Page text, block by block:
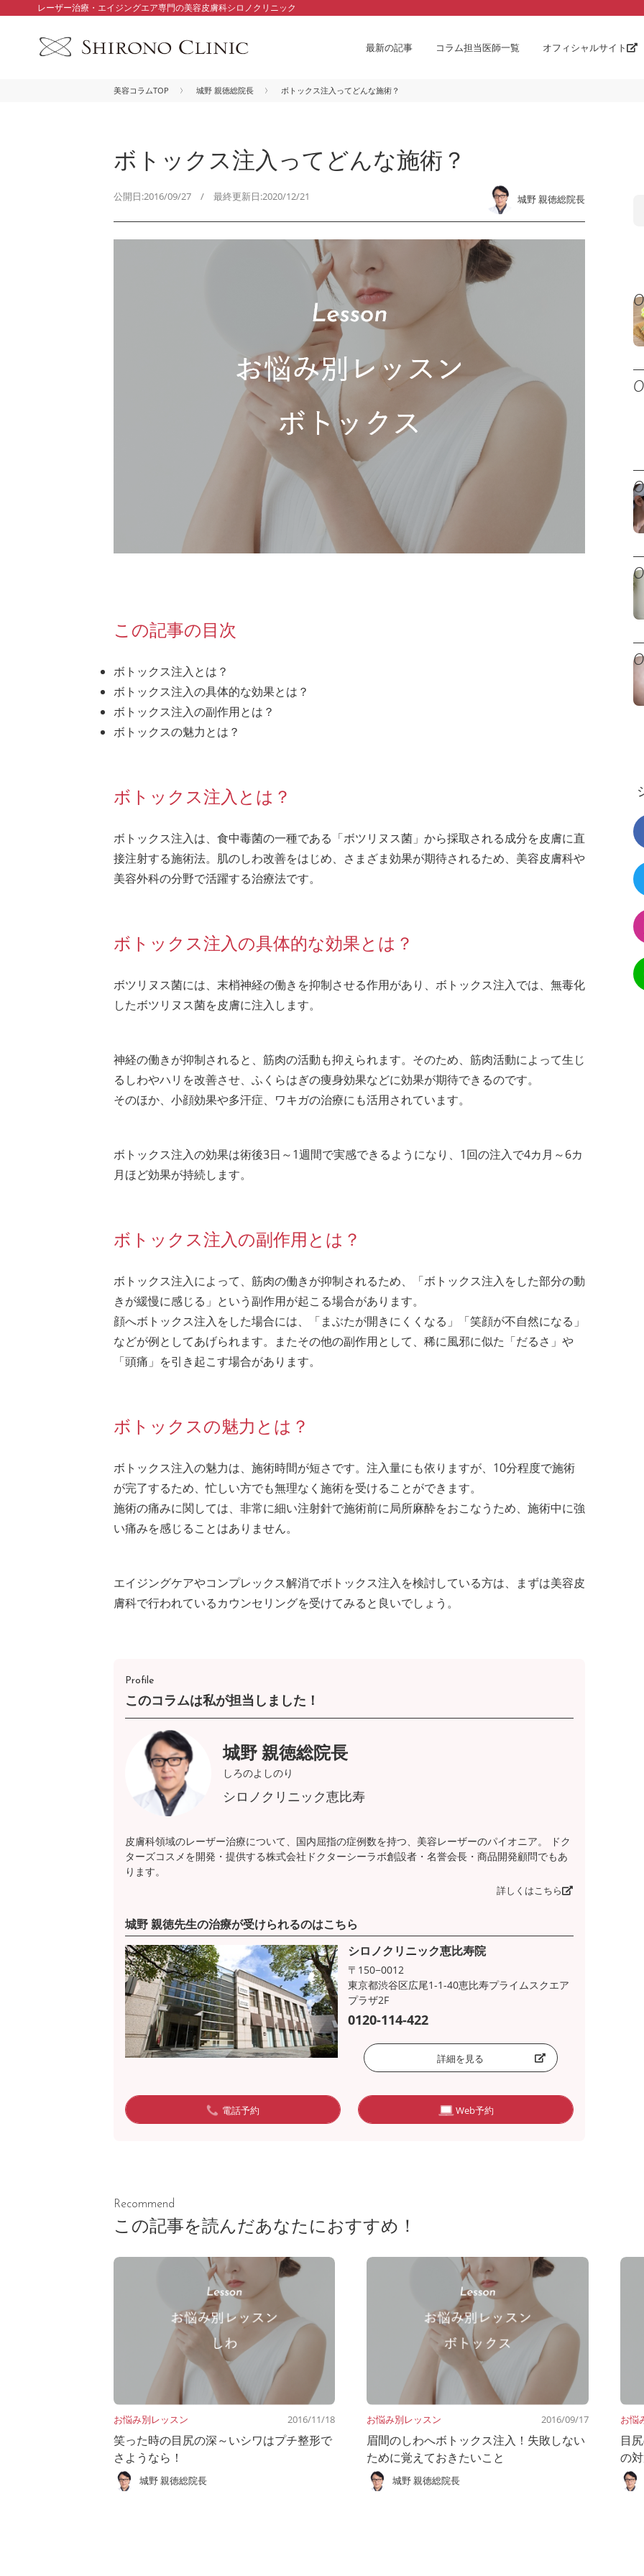
レーザー治療・エイジングエア専門の美容皮膚科シロノクリニック
最新の記事 コラム担当医師一覧 オフィシャルサイト
美容コラムTOP 城野 親徳総院長 ボトックス注入ってどんな施術？
ボトックス注入ってどんな施術？
公開日:2016/09/27 / 最終更新日:2020/12/21 城野 親徳総院長
この記事の目次
ボトックス注入とは？
ボトックス注入の具体的な効果とは？
ボトックス注入の副作用とは？
ボトックスの魅力とは？
ボトックス注入とは？
ボトックス注入は、食中毒菌の一種である「ボツリヌス菌」から採取される成分を皮膚に直
接注射する施術法。肌のしわ改善をはじめ、さまざま効果が期待されるため、美容皮膚科や
美容外科の分野で活躍する治療法です。
ボトックス注入の具体的な効果とは？
ボツリヌス菌には、末梢神経の働きを抑制させる作用があり、ボトックス注入では、無毒化
したボツリヌス菌を皮膚に注入します。
神経の働きが抑制されると、筋肉の活動も抑えられます。そのため、筋肉活動によって生じ
るしわやハリを改善させ、ふくらはぎの痩身効果などに効果が期待できるのです。
そのほか、小顔効果や多汗症、ワキガの治療にも活用されています。
ボトックス注入の効果は術後3日～1週間で実感できるようになり、1回の注入で4カ月～6カ
月ほど効果が持続します。
ボトックス注入の副作用とは？
ボトックス注入によって、筋肉の働きが抑制されるため、「ボトックス注入をした部分の動
きが緩慢に感じる」という副作用が起こる場合があります。
顔へボトックス注入をした場合には、「まぶたが開きにくくなる」「笑顔が不自然になる」
などが例としてあげられます。またその他の副作用として、稀に風邪に似た「だるさ」や
「頭痛」を引き起こす場合があります。
ボトックスの魅力とは？
ボトックス注入の魅力は、施術時間が短さです。注入量にも依りますが、10分程度で施術
が完了するため、忙しい方でも無理なく施術を受けることができます。
施術の痛みに関しては、非常に細い注射針で施術前に局所麻酔をおこなうため、施術中に強
い痛みを感じることはありません。
エイジングケアやコンプレックス解消でボトックス注入を検討している方は、まずは美容皮
膚科で行われているカウンセリングを受けてみると良いでしょう。
Profile
このコラムは私が担当しました！
城野 親徳総院長
しろのよしのり
シロノクリニック恵比寿
皮膚科領域のレーザー治療について、国内屈指の症例数を持つ、美容レーザーのパイオニア。 ドク
ターズコスメを開発・提供する株式会社ドクターシーラボ創設者・名誉会長・商品開発顧問でもあ
ります。
詳しくはこちら
城野 親徳先生の治療が受けられるのはこちら
シロノクリニック恵比寿院
〒150−0012
東京都渋谷区広尾1-1-40恵比寿プライムスクエア
プラザ2F
0120-114-422
詳細を見る
電話予約 Web予約
Recommend
この記事を読んだあなたにおすすめ！
お悩み別レッスン 2016/11/18
笑った時の目尻の深～いシワはプチ整形で
さようなら！
城野 親徳総院長
お悩み別レッスン 2016/09/17
眉間のしわへボトックス注入！失敗しない
ために覚えておきたいこと
城野 親徳総院長
お悩
目
の